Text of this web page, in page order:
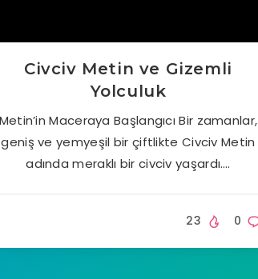
Civciv Metin ve Gizemli
Yolculuk
Metin’in Maceraya Başlangıcı Bir zamanlar,
geniş ve yemyeşil bir çiftlikte Civciv Metin
adında meraklı bir civciv yaşardı….
0
23